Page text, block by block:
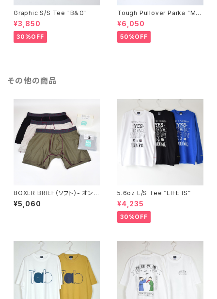
Graphic S/S Tee "B＆G"
¥3,850
30%OFF
Tough Pullover Parka "ME
SSAGE"
¥6,050
50%OFF
その他の商品
BOXER BRIEF（ソフト）- オンラ
イン限定エコパッケージ（エコ割
価格）
¥5,060
5.6oz L/S Tee “LIFE IS”
¥4,235
30%OFF